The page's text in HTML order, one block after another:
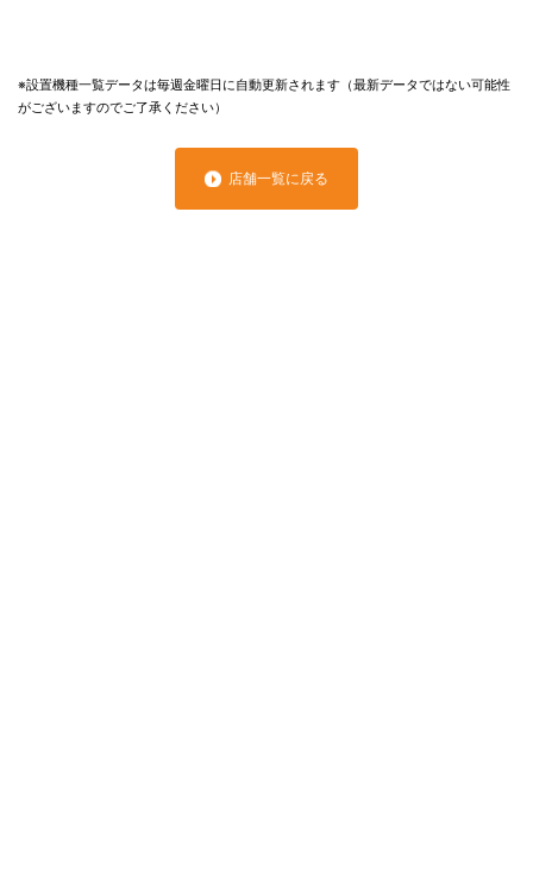
※設置機種一覧データは毎週金曜日に自動更新されます（最新データではない可能性
がございますのでご了承ください）
店舗一覧に戻る